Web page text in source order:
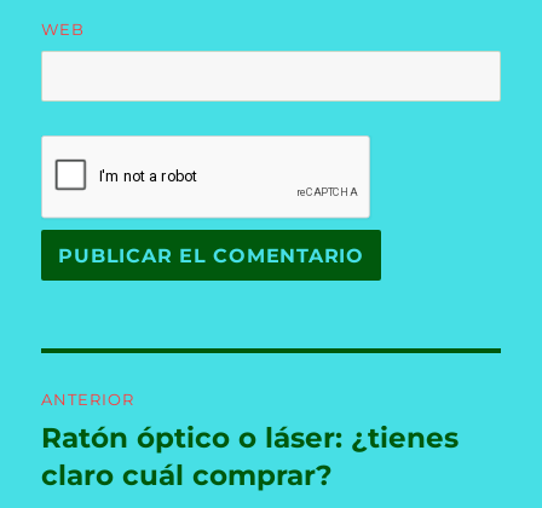
WEB
de
entradas
ANTERIOR
Entrada
anterior:
Ratón óptico o láser: ¿tienes
claro cuál comprar?